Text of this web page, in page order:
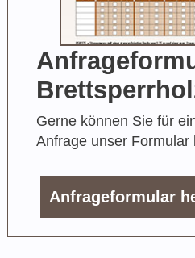
Gerne können Sie für
Anfrage unser Formular
Anfrageformular